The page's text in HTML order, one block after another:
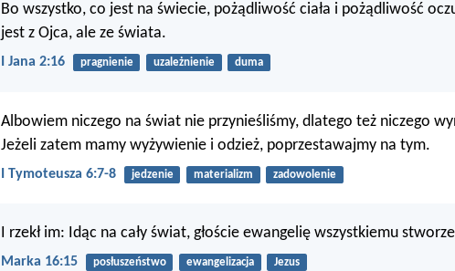
Bo wszystko, co jest na świecie, pożądliwość ciała i pożądliwość
jest z Ojca, ale ze świata.
I Jana 2:16 pragnienie uzależnienie duma
Albowiem niczego na świat nie przynieśliśmy, dlatego też niczego
Jeżeli zatem mamy wyżywienie i odzież, poprzestawajmy na tym.
I Tymoteusza 6:7-8 jedzenie materializm zadowolenie
I rzekł im: Idąc na cały świat, głoście ewangelię wszystkiemu
Marka 16:15 posłuszeństwo ewangelizacja Jezus